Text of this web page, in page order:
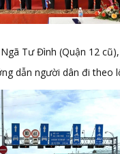
Tư Đình (Quận 12 cũ),
dẫn người dân đi theo